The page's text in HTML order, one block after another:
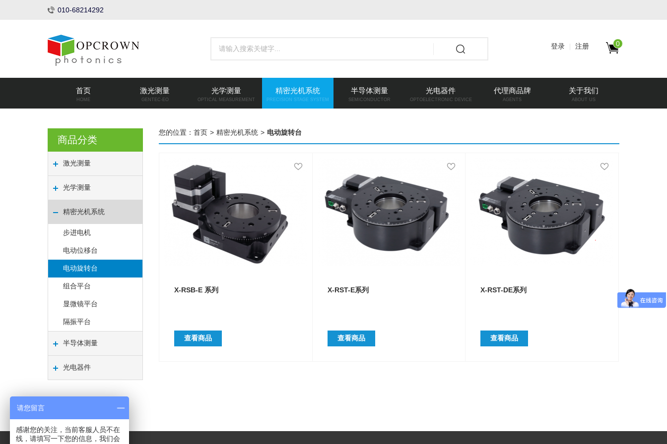
010-68214292
登录 注册 0
首页
HOME
激光测量
GENTEC-EO
光学测量
OPTICAL MEASUREMENT
精密光机系统
PRECISION STAGE SYSTEM
半导体测量
SEMICONDUCTOR
光电器件
OPTOELECTRONIC DEVICE
代理商品牌
AGENTS
关于我们
ABOUT US
商品分类
激光测量
光学测量
精密光机系统
步进电机
电动位移台
电动旋转台
组合平台
显微镜平台
隔振平台
半导体测量
光电器件
您的位置： 首页 > 精密光机系统 > 电动旋转台
X-RSB-E 系列
查看商品
X-RST-E系列
查看商品
X-RST-DE系列
查看商品
请您留言
感谢您的关注，当前客服人员不在
线，请填写一下您的信息，我们会